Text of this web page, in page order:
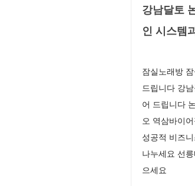
강남달토
인 시스템
잠실노래방
드립니다 강
어 드립니다
오 역삼바이
성공적 비즈
나누세요 선
으세요